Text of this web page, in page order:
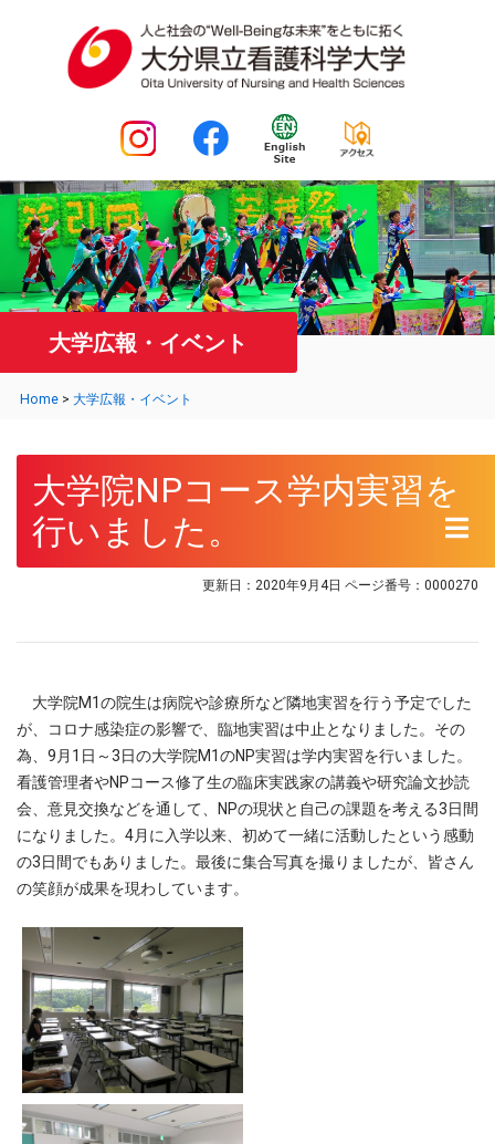
大学広報・イベント
Home > 大学広報・イベント
大学院NPコース学内実習を
行いました。
更新日：2020年9月4日 ページ番号：0000270
大学院M1の院生は病院や診療所など隣地実習を行う予定でした
が、コロナ感染症の影響で、臨地実習は中止となりました。その
為、9月1日～3日の大学院M1のNP実習は学内実習を行いました。
看護管理者やNPコース修了生の臨床実践家の講義や研究論文抄読
会、意見交換などを通して、NPの現状と自己の課題を考える3日間
になりました。4月に入学以来、初めて一緒に活動したという感動
の3日間でもありました。最後に集合写真を撮りましたが、皆さん
の笑顔が成果を現わしています。